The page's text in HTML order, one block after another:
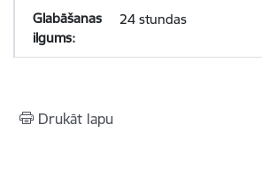
24 stundas
Drukāt lapu